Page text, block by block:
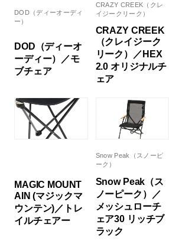
DOD（ディーオーディ
ー）
DOD（ディーオ
ーディー）／モ
ブチェア
CRAZY CREEK（クレ
イジークリーク）
CRAZY CREEK
（クレイジーク
リーク）／HEX
2.0 オリジナルチ
ェア
MAGIC MOUNT
AIN (マジックマ
ウンテン)／トレ
イルチェアー
Snow Peak（スノーピ
ーク）
Snow Peak（ス
ノーピーク）／
メッシュローチ
ェア30 リッチブ
ラック